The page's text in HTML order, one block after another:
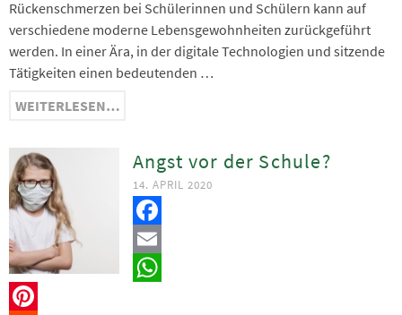
Rückenschmerzen bei Schülerinnen und Schülern kann auf
verschiedene moderne Lebensgewohnheiten zurückgeführt
werden. In einer Ära, in der digitale Technologien und sitzende
Tätigkeiten einen bedeutenden …
WEITERLESEN…
Angst vor der Schule?
14. APRIL 2020
Facebook
Email
WhatsApp